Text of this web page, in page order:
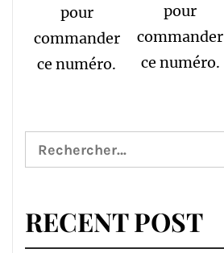
pour
commander
ce numéro.
pour
commander
ce numéro.
Rechercher :
RECENT POST